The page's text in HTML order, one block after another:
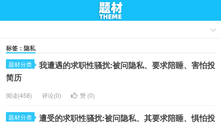
标签：隐私
题材分类
我遭遇的求职性骚扰:被问隐私、要求陪睡、害怕投
简历
阅读(458) 评论(0) 赞 (0)
题材分类
遭受的求职性骚扰:被问隐私、其要求陪睡、惧怕投